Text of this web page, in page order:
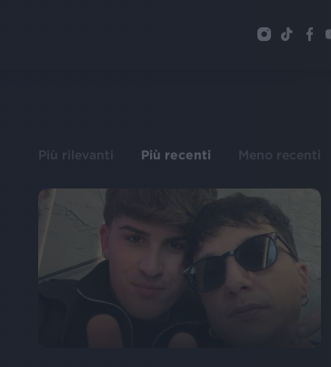
Più rilevanti Più recenti Meno recenti